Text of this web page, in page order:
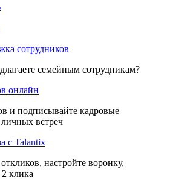
сотрудников
семейным сотрудникам?
онлайн
и подписывайте кадровые
встреч
с Talantix
настройте воронку,
клика